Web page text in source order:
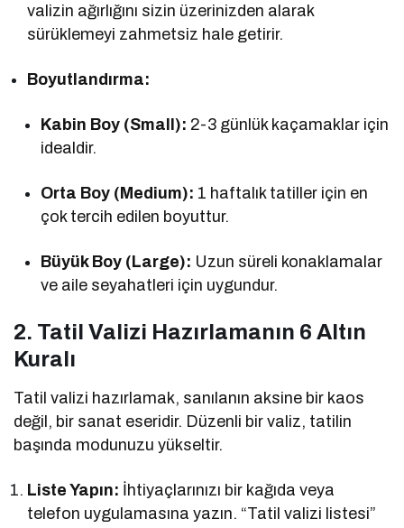
valizin ağırlığını sizin üzerinizden alarak
sürüklemeyi zahmetsiz hale getirir.
Boyutlandırma:
Kabin Boy (Small): 2-3 günlük kaçamaklar için
idealdir.
Orta Boy (Medium): 1 haftalık tatiller için en
çok tercih edilen boyuttur.
Büyük Boy (Large): Uzun süreli konaklamalar
ve aile seyahatleri için uygundur.
2. Tatil Valizi Hazırlamanın 6 Altın
Kuralı
Tatil valizi hazırlamak, sanılanın aksine bir kaos
değil, bir sanat eseridir. Düzenli bir valiz, tatilin
başında modunuzu yükseltir.
Liste Yapın: İhtiyaçlarınızı bir kağıda veya
telefon uygulamasına yazın. “Tatil valizi listesi”